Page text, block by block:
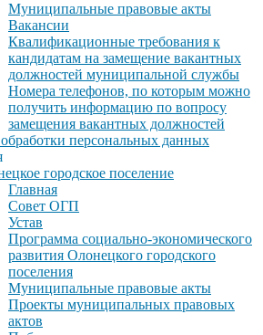
Муниципальные правовые акты
Вакансии
Квалификационные требования к
кандидатам на замещение вакантных
должностей муниципальной службы
Номера телефонов, по которым можно
получить информацию по вопросу
замещения вакантных должностей
персональных данных
городское поселение
Главная
Совет ОГП
Устав
Программа социально-экономического
развития Олонецкого городского
поселения
Муниципальные правовые акты
Проекты муниципальных правовых
актов